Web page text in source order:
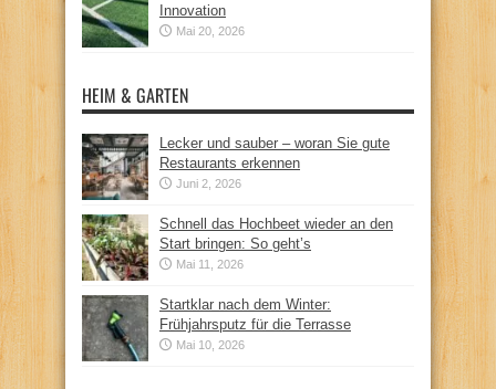
Innovation
Mai 20, 2026
HEIM & GARTEN
Lecker und sauber – woran Sie gute
Restaurants erkennen
Juni 2, 2026
Schnell das Hochbeet wieder an den
Start bringen: So geht’s
Mai 11, 2026
Startklar nach dem Winter:
Frühjahrsputz für die Terrasse
Mai 10, 2026